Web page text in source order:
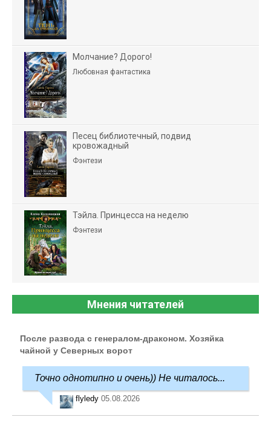
Молчание? Дорого!
Любовная фантастика
Песец библиотечный, подвид
кровожадный
Фэнтези
Тэйла. Принцесса на неделю
Фэнтези
Мнения читателей
После развода с генералом-драконом. Хозяйка
чайной у Северных ворот
Точно однотипно и очень)) Не читалось...
flyledy 05.08.2026